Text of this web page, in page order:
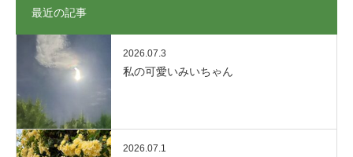
最近の記事
2026.07.3
私の可愛いみいちゃん
2026.07.1